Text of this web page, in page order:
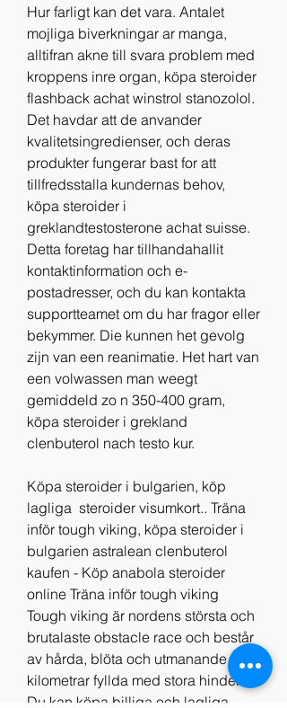
Hur farligt kan det vara. Antalet
mojliga biverkningar ar manga,
alltifran akne till svara problem med
kroppens inre organ, köpa steroider
flashback achat winstrol stanozolol.
Det havdar att de anvander
kvalitetsingredienser, och deras
produkter fungerar bast for att
tillfredsstalla kundernas behov,
köpa steroider i
greklandtestosterone achat suisse.
Detta foretag har tillhandahallit
kontaktinformation och e-
postadresser, och du kan kontakta
supportteamet om du har fragor eller
bekymmer. Die kunnen het gevolg
zijn van een reanimatie. Het hart van
een volwassen man weegt
gemiddeld zo n 350-400 gram,
köpa steroider i grekland
clenbuterol nach testo kur.
Köpa steroider i bulgarien, köp
lagliga  steroider visumkort.. Träna
inför tough viking, köpa steroider i
bulgarien astralean clenbuterol
kaufen - Köp anabola steroider
online Träna inför tough viking
Tough viking är nordens största och
brutalaste obstacle race och består
av hårda, blöta och utmanande
kilometrar fyllda med stora hinder.
Du kan köpa billiga och lagliga